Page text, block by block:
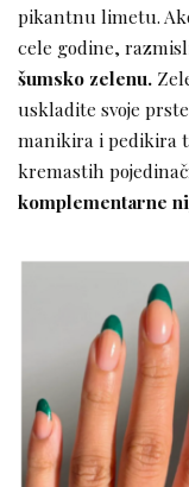
pikantnu limetu.
cele godine,
šumsko zelenu.
uskladite svoje
manikira i pedikira
kremastih
komplementarne